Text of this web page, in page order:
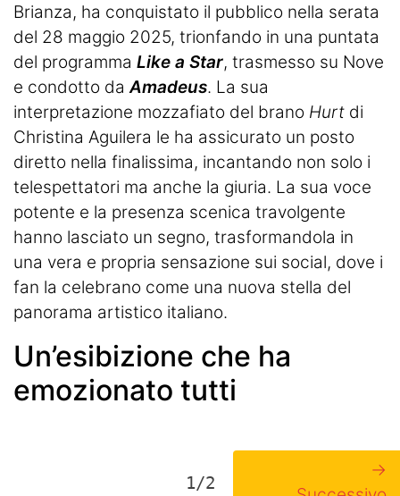
Turismo
Eventi
Brianza, ha conquistato il pubblico nella serata
del 28 maggio 2025, trionfando in una puntata
del programma Like a Star, trasmesso su Nove
e condotto da Amadeus. La sua
interpretazione mozzafiato del brano Hurt di
Christina Aguilera le ha assicurato un posto
diretto nella finalissima, incantando non solo i
telespettatori ma anche la giuria. La sua voce
potente e la presenza scenica travolgente
hanno lasciato un segno, trasformandola in
una vera e propria sensazione sui social, dove i
fan la celebrano come una nuova stella del
panorama artistico italiano.
Un’esibizione che ha
emozionato tutti
1/2
→